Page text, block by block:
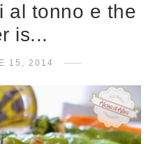
al tonno e the
is...
15, 2014